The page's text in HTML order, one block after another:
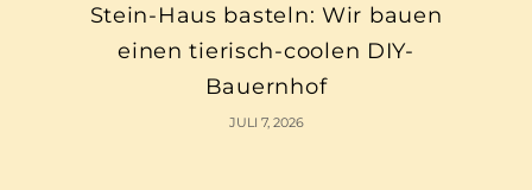
Stein-Haus basteln: Wir bauen
einen tierisch-coolen DIY-
Bauernhof
JULI 7, 2026